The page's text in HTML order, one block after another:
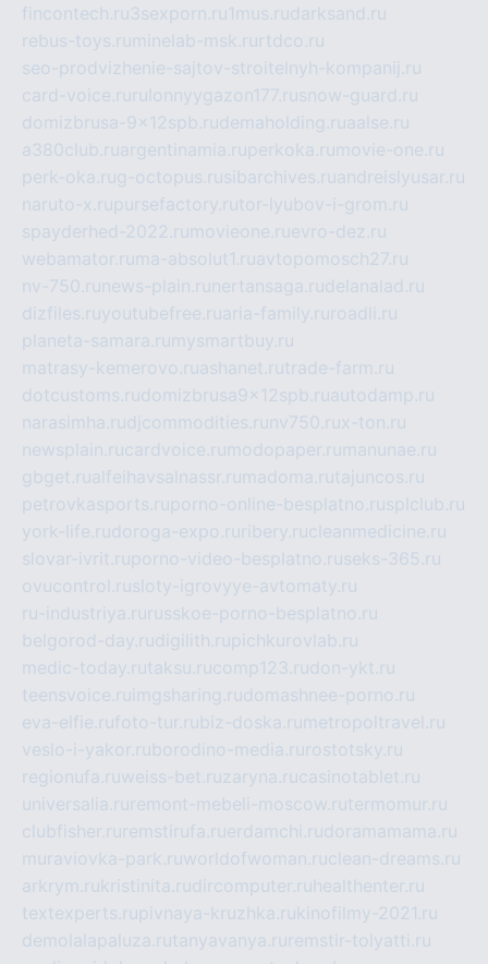
fincontech.ru3sexporn.ru1mus.rudarksand.ru
rebus-toys.ru minelab-msk.ru rtdco.ru
seo-prodvizhenie-sajtov-stroitelnyh-kompanij.ru
card-voice.ru rulonnyygazon177.rusnow-guard.ru
domizbrusa-9x12spb.rudemaholding.ruaalse.ru
a380club.ruargentinamia.ruperkoka.ru movie-one.ru
perk-oka.rug-octopus.rusibarchives.ruandreislyusar.ru
naruto-x.rupursefactory.rutor-lyubov-i-grom.ru
spayderhed-2022.ru movieone.ruevro-dez.ru
webamator.ru ma-absolut1.ruavtopomosch27.ru
nv-750.ru news-plain.ru nertansaga.rudelanalad.ru
dizfiles.ruyoutubefree.ruaria-family.ru roadli.ru
planeta-samara.ru mysmartbuy.ru
matrasy-kemerovo.ruashanet.rutrade-farm.ru
dotcustoms.rudomizbrusa9x12spb.ruautodamp.ru
narasimha.rudjcommodities.ru nv750.rux-ton.ru
newsplain.rucardvoice.ru modopaper.ru manunae.ru
gbget.rualfeihavsalnassr.ru madoma.rutajuncos.ru
petrovkasports.ruporno-online-besplatno.rusplclub.ru
york-life.rudoroga-expo.ru ribery.rucleanmedicine.ru
slovar-ivrit.ruporno-video-besplatno.ruseks-365.ru
ovucontrol.rusloty-igrovyye-avtomaty.ru
ru-industriya.ru russkoe-porno-besplatno.ru
belgorod-day.rudigilith.rupichkurovlab.ru
medic-today.rutaksu.rucomp123.rudon-ykt.ru
teensvoice.ru imgsharing.rudomashnee-porno.ru
eva-elfie.rufoto-tur.rubiz-doska.ru metropoltravel.ru
veslo-i-yakor.ruborodino-media.ru rostotsky.ru
regionufa.ruweiss-bet.ruzaryna.rucasinotablet.ru
universalia.ru remont-mebeli-moscow.rutermomur.ru
clubfisher.ru remstirufa.ruerdamchi.rudoramamama.ru
muraviovka-park.ruworldofwoman.ruclean-dreams.ru
arkrym.rukristinita.rudircomputer.ru healthenter.ru
textexperts.rupivnaya-kruzhka.rukinofilmy-2021.ru
demolalapaluza.rutanyavanya.ru remstir-tolyatti.ru